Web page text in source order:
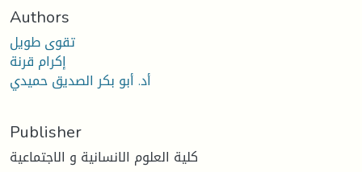
Authors
تقوى طويل
إكرام قرنة
أد. أبو بكر الصديق حميدي
Publisher
كلية العلوم الانسانية و الاجتماعية